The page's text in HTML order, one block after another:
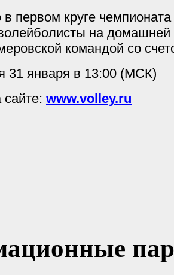
первом круге
на
командой со
31 января в 13:00 (МСК)
www.volley.ru